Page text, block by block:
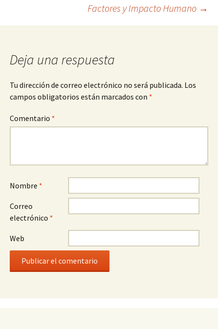
entradas
Factores y Impacto Humano →
Deja una respuesta
Tu dirección de correo electrónico no será publicada. Los
campos obligatorios están marcados con *
Comentario *
Nombre *
Correo
electrónico *
Web